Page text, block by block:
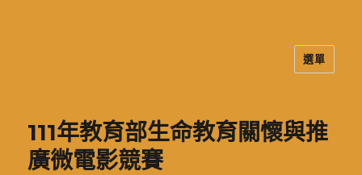
選單
111年教育部生命教育關懷與推
廣微電影競賽